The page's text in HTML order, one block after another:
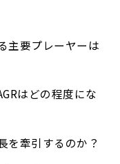
主要プレーヤーは
はどの程度にな
を牽引するのか？